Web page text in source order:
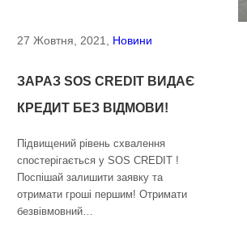
27 Жовтня, 2021, Новини
ЗАРАЗ SOS CREDIT ВИДАЄ
КРЕДИТ БЕЗ ВІДМОВИ!
Підвищений рівень схвалення
спостерігається у SOS CREDIT !
Поспішай залишити заявку та
отримати гроші першим! Отримати
безвівмовний…